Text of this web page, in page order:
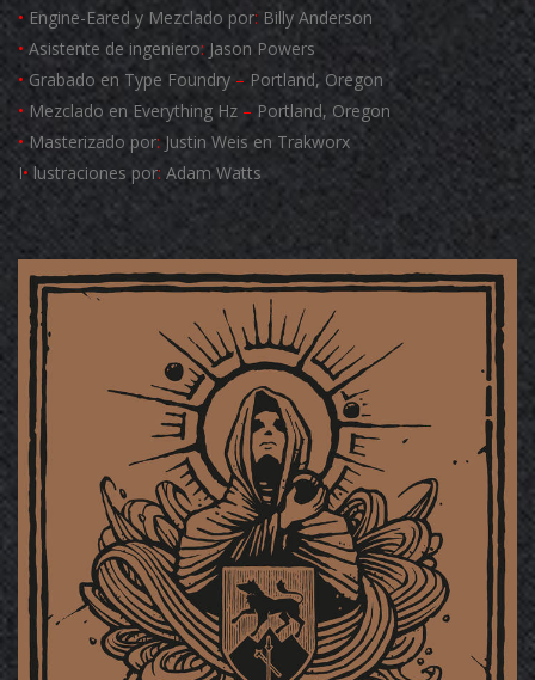
• Engine-Eared y Mezclado por: Billy Anderson
• Asistente de ingeniero: Jason Powers
• Grabado en Type Foundry – Portland, Oregon
• Mezclado en Everything Hz – Portland, Oregon
•Masterizado por: Justin Weis en Trakworx
I• lustraciones por: Adam Watts